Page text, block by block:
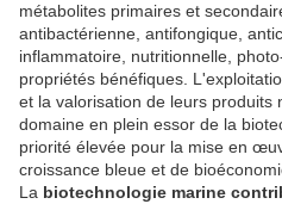
métabolites primaires et
antibactérienne, antifongique,
inflammatoire, nutritionnelle,
propriétés bénéfiques.
et la valorisation de leurs produits
domaine en plein essor de la
priorité élevée pour la mise en
croissance bleue et de
La biotechnologie marine